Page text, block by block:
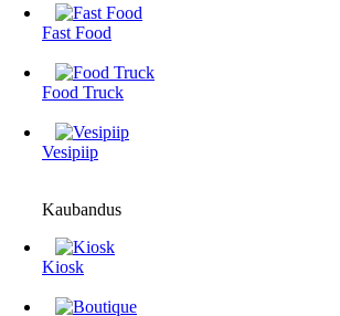
Fast Food
Food Truck
Vesipiip
Kaubandus
Kiosk